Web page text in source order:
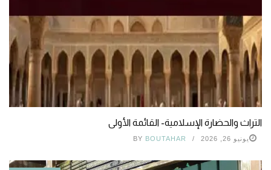
التراث والحضارة الإسلامية- القائمة الأولى
يونيو 26, 2026 BY BOUTAHAR